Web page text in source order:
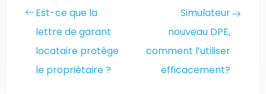
Est-ce que la
lettre de garant
locataire protège
le propriétaire ?
Simulateur
nouveau DPE,
comment l’utiliser
efficacement?